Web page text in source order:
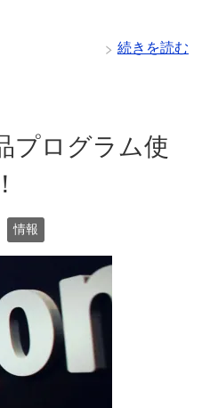
続きを読む
プログラム使
情報